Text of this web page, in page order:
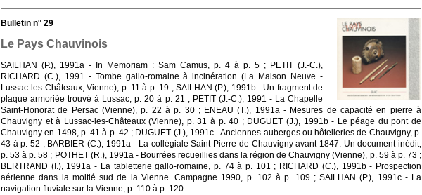
Bulletin n° 29
Le Pays Chauvinois
SAILHAN (P.), 1991a - In Memoriam : Sam Camus, p. 4 à p. 5 ; PETIT (J.-C.),
RICHARD (C.), 1991 - Tombe gallo-romaine à incinération (La Maison Neuve -
Lussac-les-Châteaux, Vienne), p. 11 à p. 19 ; SAILHAN (P.), 1991b - Un fragment de
plaque armoriée trouvé à Lussac, p. 20 à p. 21 ; PETIT (J.-C.), 1991 - La Chapelle
Saint-Honorat de Persac (Vienne), p. 22 à p. 30 ; ENEAU (T.), 1991a - Mesures de capacité en pierre à
Chauvigny et à Lussac-les-Châteaux (Vienne), p. 31 à p. 40 ; DUGUET (J.), 1991b - Le péage du pont de
Chauvigny en 1498, p. 41 à p. 42 ; DUGUET (J.), 1991c - Anciennes auberges ou hôtelleries de Chauvigny, p.
43 à p. 52 ; BARBIER (C.), 1991a - La collégiale Saint-Pierre de Chauvigny avant 1847. Un document inédit,
p. 53 à p. 58 ; POTHET (R.), 1991a - Bourrées recueillies dans la région de Chauvigny (Vienne), p. 59 à p. 73 ;
BERTRAND (I.), 1991a - La tabletterie gallo-romaine, p. 74 à p. 101 ; RICHARD (C.), 1991b - Prospection
aérienne dans la moitié sud de la Vienne. Campagne 1990, p. 102 à p. 109 ; SAILHAN (P.), 1991c - La
navigation fluviale sur la Vienne, p. 110 à p. 120